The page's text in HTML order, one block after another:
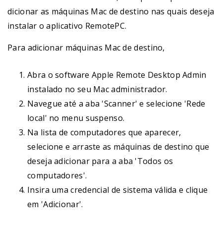
dicionar as máquinas Mac de destino nas quais deseja
instalar o aplicativo RemotePC.
Para adicionar máquinas Mac de destino,
Abra o software Apple Remote Desktop Admin
instalado no seu Mac administrador.
Navegue até a aba 'Scanner' e selecione 'Rede
local' no menu suspenso.
Na lista de computadores que aparecer,
selecione e arraste as máquinas de destino que
deseja adicionar para a aba 'Todos os
computadores'.
Insira uma credencial de sistema válida e clique
em 'Adicionar'.